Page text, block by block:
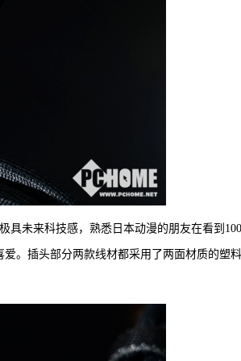
具未来科技感，熟悉日本动漫的朋友在看到
。插头部分两款线材都采用了两面材质的塑